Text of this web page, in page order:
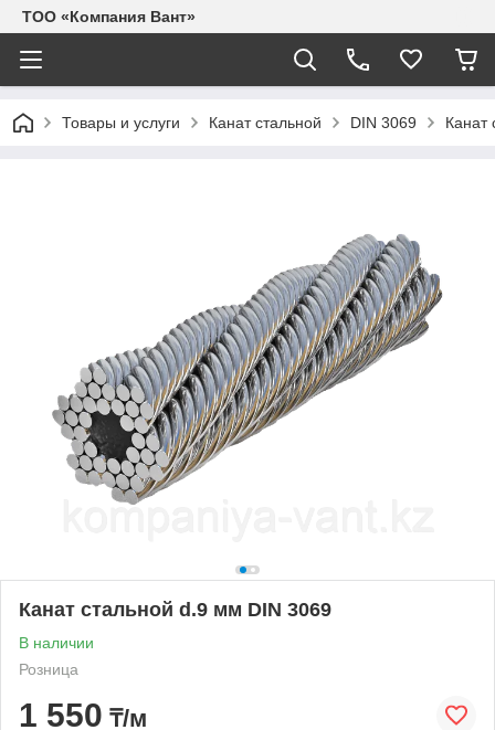
ТОО «Компания Вант»
Товары и услуги Канат стальной DIN 3069 Канат
Канат стальной d.9 мм DIN 3069
В наличии
Розница
1 550 ₸/м